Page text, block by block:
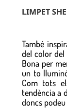
LIMPET
També
del color del
Bona per
un to
Com tots
tendència a
doncs